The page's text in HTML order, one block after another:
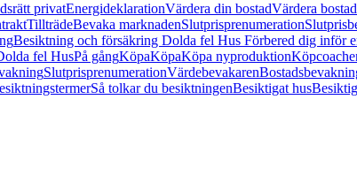
privatEnergideklarationVärdera din bostadVärdera
TillträdeBevaka marknadenSlutprisprenumeration
Besiktning och försäkring Dolda fel Hus Förbered dig inför
fel HusPå gångKöpaKöpaKöpa nyproduktion
SlutprisprenumerationVärdebevakaren
Så tolkar du besiktningenBesiktigat hus